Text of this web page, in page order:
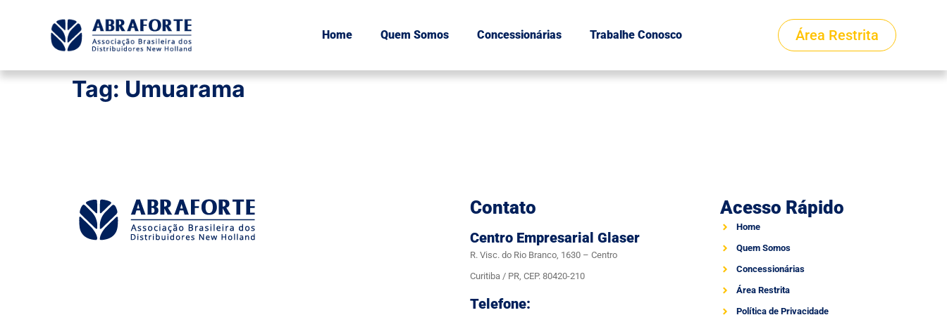
Home Quem Somos Concessionárias Trabalhe Conosco Área Restrita
Tag: Umuarama
Contato
Centro Empresarial Glaser
R. Visc. do Rio Branco, 1630 – Centro
Curitiba / PR, CEP. 80420-210
Telefone:
Acesso Rápido
Home
Quem Somos
Concessionárias
Área Restrita
Política de Privacidade